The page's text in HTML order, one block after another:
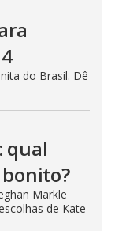
do Brasil. Dê
qual
Markle
de Kate